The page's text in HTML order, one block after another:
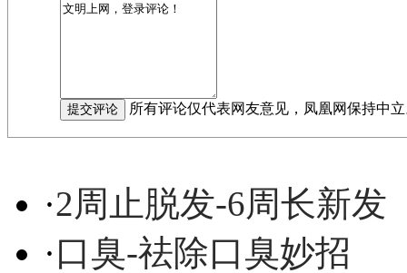
所有评论仅代表网友意见，凤凰网保持中
·2周止脱发-6周长新发
·口臭-祛除口臭妙招